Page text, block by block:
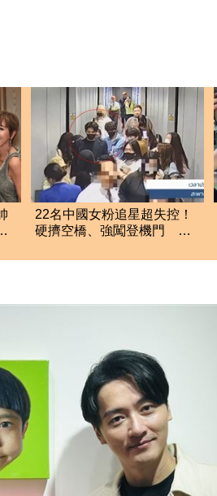
22名中國女粉追星超失控！
硬擠空橋、強闖登機門 泰